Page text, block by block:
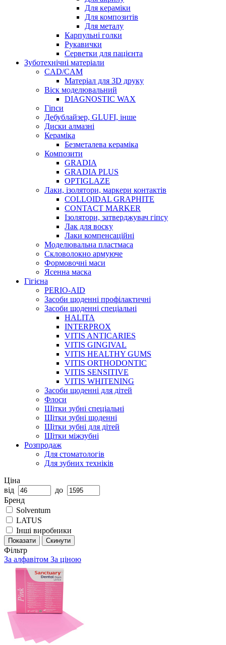
Для кераміки
Для композитів
Для металу
Карпульні голки
Рукавички
Серветки для пацієнта
Зуботехнічні матеріали
CAD/CAM
Матеріал для 3D друку
Віск моделювальний
DIAGNOSTIC WAX
Гіпси
Дебублайзер, GLUFI, інше
Диски алмазні
Кераміка
Безметалева кераміка
Композити
GRADIA
GRADIA PLUS
OPTIGLAZE
Лаки, ізолятори, маркери контактів
COLLOIDAL GRAPHITE
CONTACT MARKER
Ізолятори, затверджувач гіпсу
Лак для воску
Лаки компенсаційні
Моделювальна пластмаса
Скловолокно армуюче
Формовочні маси
Ясенна маска
Гігієна
PERIO-AID
Засоби щоденні профілактичні
Засоби щоденні спеціальні
HALITA
INTERPROX
VITIS ANTICARIES
VITIS GINGIVAL
VITIS HEALTHY GUMS
VITIS ORTHODONTIC
VITIS SENSITIVE
VITIS WHITENING
Засоби щоденні для дітей
Флоси
Щітки зубні спеціальні
Щітки зубні щоденні
Щітки зубні для дітей
Щітки міжзубні
Розпродаж
Для стоматологів
Для зубних техніків
Ціна
від
до
Бренд
Solventum
LATUS
Інші виробники
Показати Скинути
Фільтр
За алфавітом За ціною